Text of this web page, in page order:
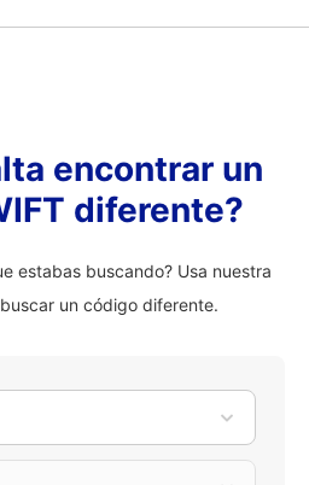
encontrar un
diferente?
estabas buscando? Usa nuestra
un código diferente.